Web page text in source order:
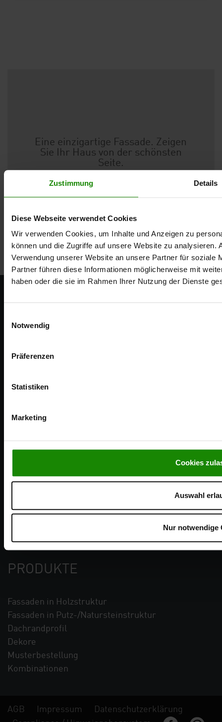
Zustimmung Details
Diese Webseite verwendet Cookies
Wir verwenden Cookies, um Inhalte und Anzeigen zu
können und die Zugriffe auf unsere Website zu analysieren.
Verwendung unserer Website an unsere Partner für soziale
Partner führen diese Informationen möglicherweise mit
haben oder die sie im Rahmen Ihrer Nutzung der Dienste
Notwendig
Präferenzen
Statistiken
Marketing
Cookies
Auswahl
Nur notwendige
Eine einzigartige Fassade. Zeigen
Sie Ihr Haus von der schönsten
Seite.
Vinylit – Qualität Made in Germany.
Jetzt Kontakt aufnehmen!
PRODUKTE
Fassaden in Holzstruktur
Fassaden in Putz-/Natursteinstruktur
Dachrandprofil
Dekore
Musterbestellung
Kombinationen
Blog
AGB Impressum
Datenschutzerklärung